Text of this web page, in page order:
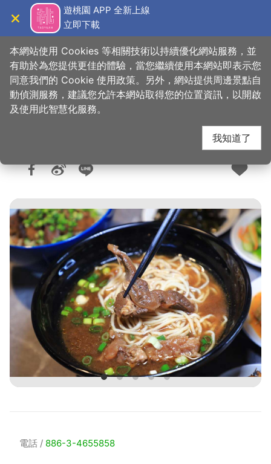
主
遊桃園 APP 全新上線
立即下載
首頁 > 想去的地方 > 美食、購物 > 美食快搜
食一碗秋香的味道
人氣：2361
電話 886-3-4655858
本網站使用 Cookies 等相關技術以持續優化網站服務，並
有助於為您提供更佳的體驗，當您繼續使用本網站即表示您
同意我們的 Cookie 使用政策。另外，網站提供周邊景點自
動偵測服務，建議您允許本網站取得您的位置資訊，以開啟
及使用此智慧化服務。
我知道了